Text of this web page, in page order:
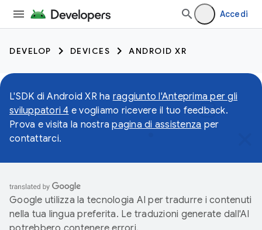
Accedi
DEVELOP DEVICES ANDROID XR
L'SDK di Android XR ha raggiunto l'Anteprima per gli
sviluppatori 4 e vogliamo ricevere il tuo feedback.
Prova e visita la nostrapagina di assistenza per
contattarci.
Google utilizza la tecnologia AI per tradurre i contenuti
nella tua lingua preferita. Le traduzioni generate dall'AI